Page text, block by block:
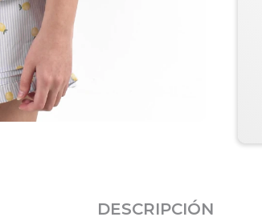
DESCRIPCIÓN